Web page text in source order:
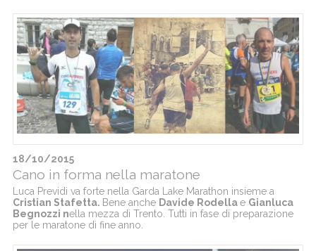
18/10/2015
Cano in forma nella maratone
Luca Previdi va forte nella Garda Lake Marathon insieme a
Cristian Stafetta. Bene anche Davide Rodellae Gianluca
Begnozzi nella mezza di Trento. Tutti in fase di preparazione
per le maratone di fine anno.